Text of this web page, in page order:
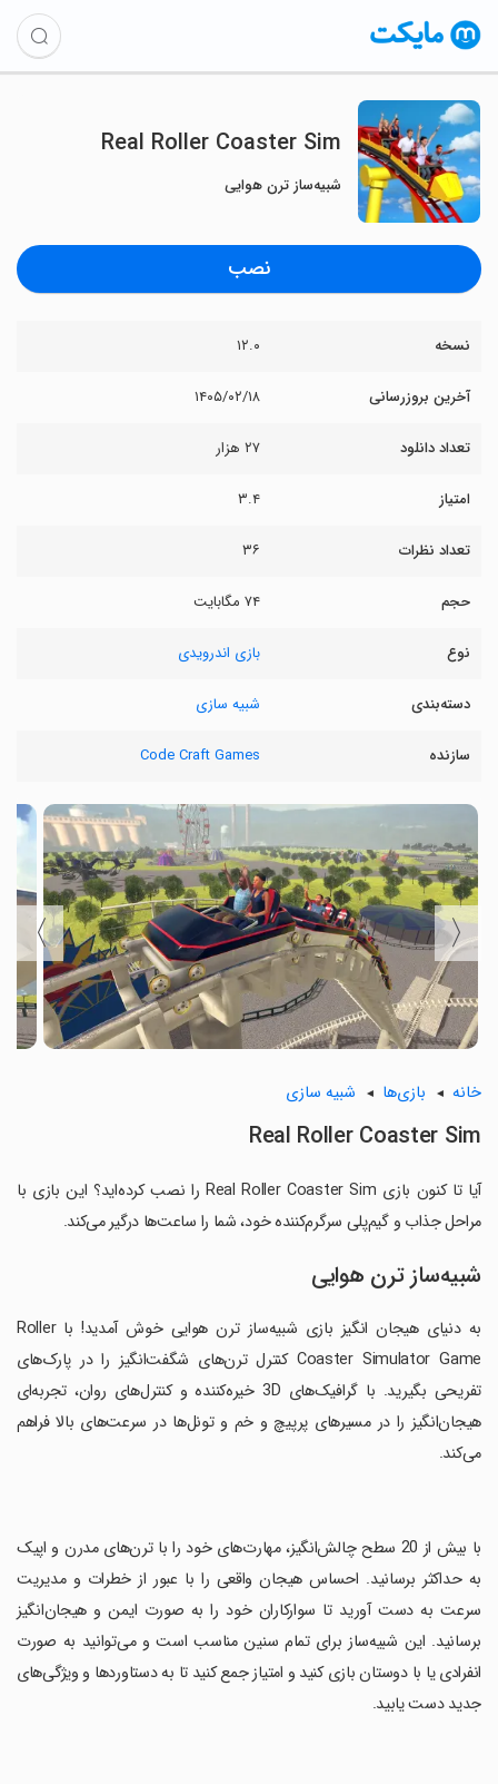
Real Roller Coaster Sim
شبیه‌ساز ترن هوایی
نصب
نسخه ۱۲.۰
آخرین بروزرسانی ۱۴۰۵/۰۲/۱۸
تعداد دانلود ۲۷ هزار
امتیاز ۳.۴
تعداد نظرات ۳۶
حجم ۷۴ مگابایت
نوع بازی اندرویدی
دسته‌بندی شبیه سازی
سازنده Code Craft Games
〈
〉
خانه بازی‌ها شبیه سازی
Real Roller Coaster Sim
آیا تا کنون بازی Real Roller Coaster Sim را نصب کرده‌اید؟ این بازی با
مراحل جذاب و گیم‌پلی سرگرم‌کننده خود، شما را ساعت‌ها درگیر می‌کند.
شبیه‌ساز ترن هوایی
به دنیای هیجان انگیز بازی شبیه‌ساز ترن هوایی خوش آمدید! با Roller
Coaster Simulator Game کنترل ترن‌های شگفت‌انگیز را در پارک‌های
تفریحی بگیرید. با گرافیک‌های 3D خیره‌کننده و کنترل‌های روان، تجربه‌ای
هیجان‌انگیز را در مسیرهای پرپیچ و خم و تونل‌ها در سرعت‌های بالا فراهم
می‌کند.
‏با بیش از 20 سطح چالش‌انگیز، مهارت‌های خود را با ترن‌های مدرن و اپیک
به حداکثر برسانید. احساس هیجان واقعی را با عبور از خطرات و مدیریت
سرعت به دست آورید تا سوارکاران خود را به صورت ایمن و هیجان‌انگیز
برسانید. این شبیه‌ساز برای تمام سنین مناسب است و می‌توانید به صورت
انفرادی یا با دوستان بازی کنید و امتیاز جمع کنید تا به دستاوردها و ویژگی‌های
جدید دست یابید.